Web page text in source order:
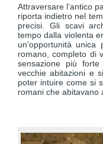
Attraversare l’antico
riporta indietro nel
precisi. Gli scavi
tempo dalla violenta
un’opportunità
romano, completo di
sensazione più
vecchie abitazioni e
poter intuire come si
romani che abitavano